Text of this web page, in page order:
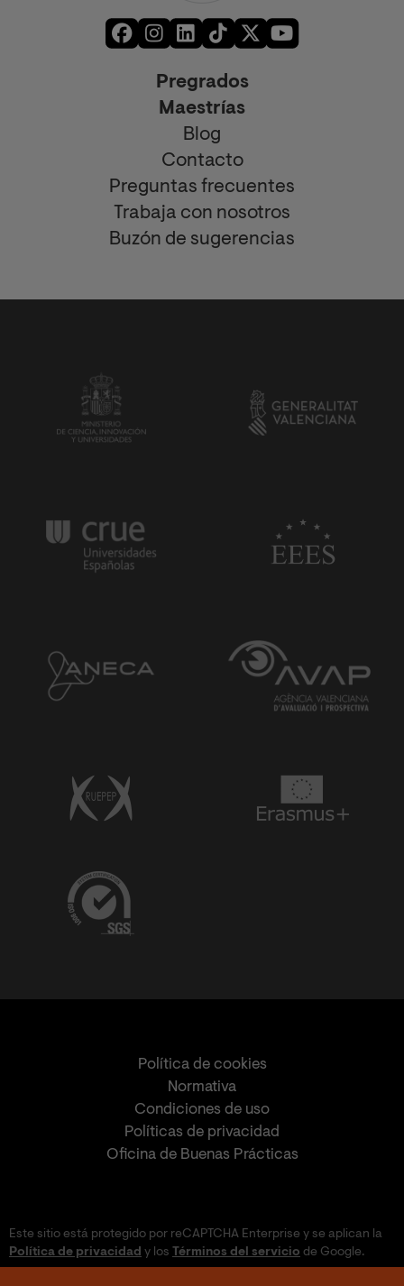
Pregrados
Maestrías
Blog
Contacto
Preguntas frecuentes
Trabaja con nosotros
Buzón de sugerencias
Política de cookies
Normativa
Condiciones de uso
Políticas de privacidad
Oficina de Buenas Prácticas
Este sitio está protegido por reCAPTCHA Enterprise y se aplican la
Política de privacidad y los Términos del servicio de Google.